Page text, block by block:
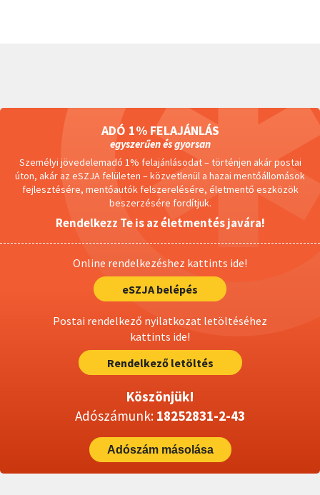
ADÓ 1% FELAJÁNLÁS
egyszerűen és gyorsan
Személyi jövedelemadó 1% felajánlásodat – történjen akár postai
úton, akár az eSZJA felületen – közvetlenül a hazai mentőállomások
fejlesztésére, mentőautók felszerelésére, életmentő eszközök
beszerzésére fordítjuk.
Rendelkezz Te is az életmentés javára!
Online rendelkezéshez kattints ide!
eSZJA belépés
Postai rendelkező nyilatkozat letöltéséhez
kattints ide!
Rendelkező letöltés
Köszönjük!
Adószámunk: 18252831-2-43
Adószám másolása